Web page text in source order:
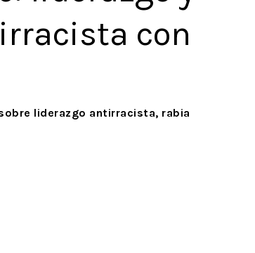
con
liderazgo antirracista, rabia